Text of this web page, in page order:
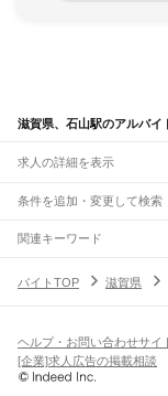
滋賀県、石山駅のアルバイ
求人の詳細を表示
条件を追加・変更して検索
市区町村を追加・変更
滋賀県すべて
駅を追加・変更
米原駅 坂田駅田村駅 長浜
JR東海道本線(岐阜～美
柏原駅 近江長岡駅
飲食・フードサービス
飲食・フードサービス
ホールスタッフ
特徴を追加・変更
人気
関連キーワード
バイトTOP
滋賀県
ヘルプ・お問い合わせサイ
[企業]求人広告の掲載相談